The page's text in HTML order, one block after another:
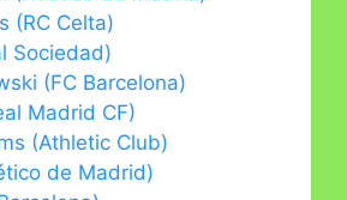
(RC Celta)
Sociedad)
(FC Barcelona)
Madrid CF)
(Athletic Club)
de Madrid)